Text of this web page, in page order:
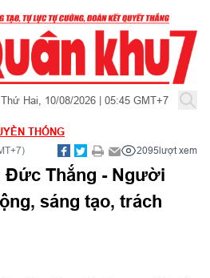
Thứ Hai, 10/08/2026 | 05:45 GMT+7
THỐNG
2095lượt xem
Đức Thắng - Người
sáng tạo, trách